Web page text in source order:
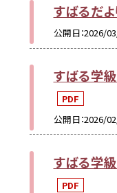
すばるだ
公開日 2026/
すばる学
PDF
公開日 2026/
すばる学
PDF